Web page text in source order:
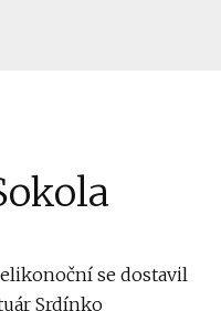
se dostavil
Srdínko